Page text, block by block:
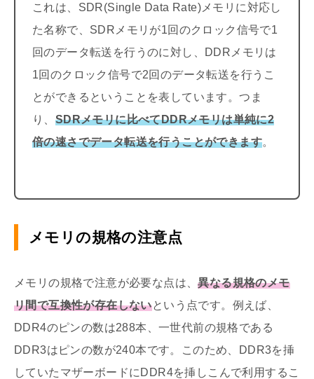
これは、SDR(Single Data Rate)メモリに対応し
た名称で、SDRメモリが1回のクロック信号で1
回のデータ転送を行うのに対し、DDRメモリは
1回のクロック信号で2回のデータ転送を行うこ
とができるということを表しています。つま
り、 SDRメモリに比べてDDRメモリは単純に2
倍の速さでデータ転送を行うことができます。
メモリの規格の注意点
メモリの規格で注意が必要な点は、異なる規格のメモ
リ間で互換性が存在しないという点です。例えば、
DDR4のピンの数は288本、一世代前の規格である
DDR3はピンの数が240本です。このため、DDR3を挿
していたマザーボードにDDR4を挿しこんで利用するこ